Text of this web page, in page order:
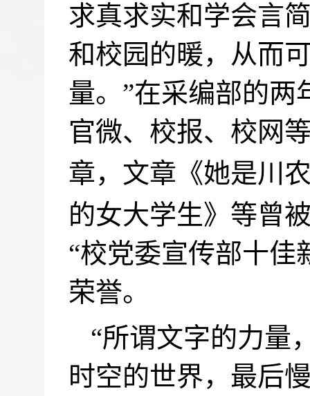
求真求实和学会言
和校园的暖，从而
量。”在采编部的
官微、校报、校网
章，文章《她是川
的女大学生》等曾
“校党委宣传部十佳
荣誉。
“所谓文字的力量
时空的世界，最后